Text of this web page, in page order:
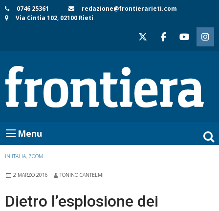
Skip
to
0746 25361
redazione@frontierarieti.com
Via Cintia 102, 02100 Rieti
Menu
IN ITALIA, ZOOM
2 MARZO 2016 TONINO CANTELMI
Dietro l’esplosione dei